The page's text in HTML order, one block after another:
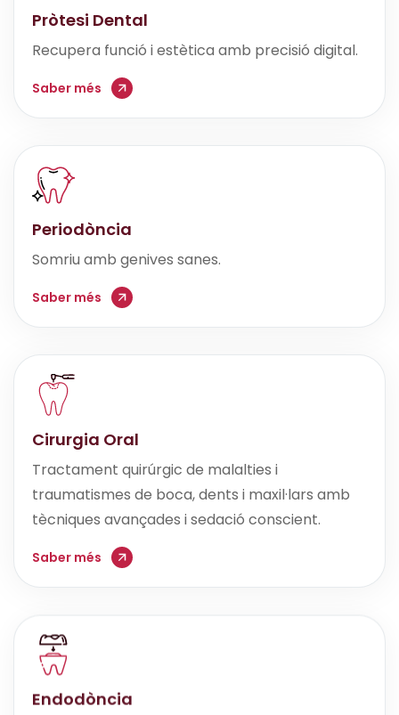
Pròtesi Dental
Recupera funció i estètica amb precisió digital.
Saber més
Periodòncia
Somriu amb genives sanes.
Saber més
Cirurgia Oral
Tractament quirúrgic de malalties i
traumatismes de boca, dents i maxil·lars amb
tècniques avançades i sedació conscient.
Saber més
Endodòncia